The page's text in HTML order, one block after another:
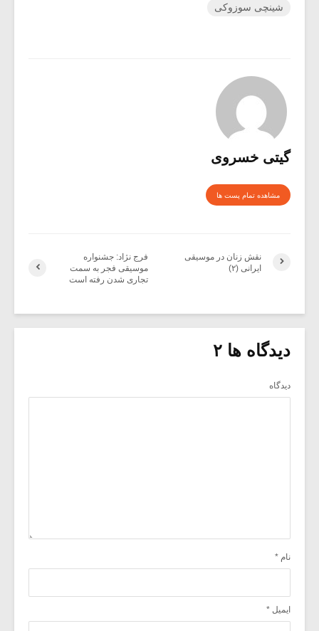
شینچی سوزوکی
گیتی خسروی
مشاهده تمام پست ها
فرج نژاد: جشنواره
موسیقی فجر به سمت
تجاری شدن رفته است
نقش زنان در موسیقی
ایرانی (۲)
دیدگاه ها ۲
دیدگاه
نام *
ایمیل *